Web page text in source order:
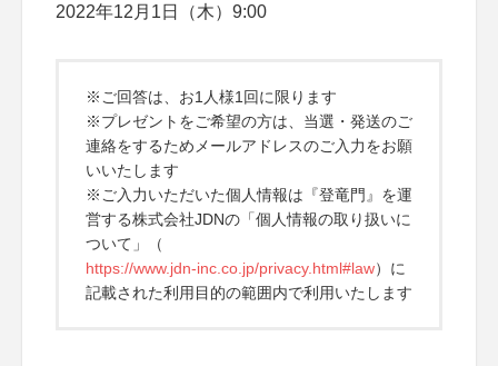
2022年12月1日（木）9:00
※ご回答は、お1人様1回に限ります
※プレゼントをご希望の方は、当選・発送のご
連絡をするためメールアドレスのご入力をお願
いいたします
※ご入力いただいた個人情報は『登竜門』を運
営する株式会社JDNの「個人情報の取り扱いに
ついて」（
https://www.jdn-inc.co.jp/privacy.html#law）に
記載された利用目的の範囲内で利用いたします